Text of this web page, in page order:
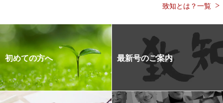
致知とは？一覧
初めての方へ 最新号のご案内